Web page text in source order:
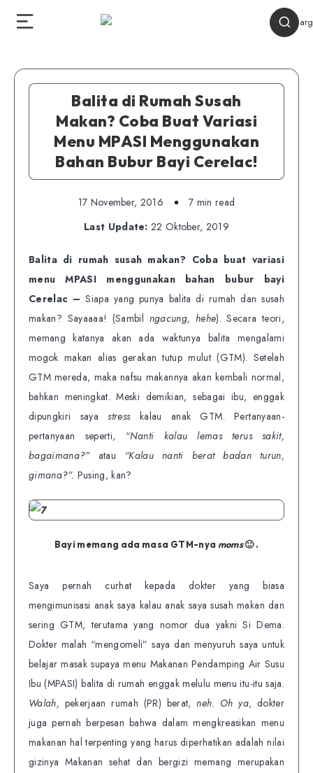
Balita di Rumah Susah
Makan? Coba Buat Variasi
Menu MPASI Menggunakan
Bahan Bubur Bayi Cerelac!
17 November, 2016
7 min read
Last Update: 22 Oktober, 2019
Balita di rumah susah makan? Coba buat variasi
menu MPASI menggunakan bahan bubur bayi
Cerelac – Siapa yang punya balita di rumah dan susah
makan? Sayaaaa! (Sambil ngacung, hehe). Secara teori,
memang katanya akan ada waktunya balita mengalami
mogok makan alias gerakan tutup mulut (GTM). Setelah
GTM mereda, maka nafsu makannya akan kembali normal,
bahkan meningkat. Meski demikian, sebagai ibu, enggak
dipungkiri sayastresskalau anak GTM. Pertanyaan-
pertanyaan seperti, “Nanti kalau lemas terus sakit,
bagaimana?”atau “Kalau nanti berat badan turun,
gimana?”. Pusing, kan?
Bayi memang ada masa GTM-nya moms🙂 .
Saya pernah curhat kepada dokter yang biasa
mengimunisasi anak saya kalau anak saya susah makan dan
sering GTM, terutama yang nomor dua yakni Si Dema.
Dokter malah “mengomeli” saya dan menyuruh saya untuk
belajar masak supaya menu Makanan Pendamping Air Susu
Ibu (MPASI) balita di rumah enggak melulu menu itu-itu saja.
Walah, pekerjaan rumah (PR) berat,neh. Oh ya, dokter
juga pernah berpesan bahwa dalam mengkreasikan menu
makanan hal terpenting yang harus diperhatikan adalah nilai
gizinya Makanan sehat dan bergizi memang merupakan